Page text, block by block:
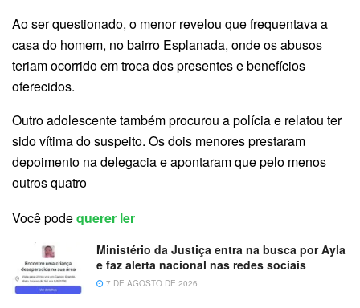
Ao ser questionado, o menor revelou que frequentava a
casa do homem, no bairro Esplanada, onde os abusos
teriam ocorrido em troca dos presentes e benefícios
oferecidos.
Outro adolescente também procurou a polícia e relatou ter
sido vítima do suspeito. Os dois menores prestaram
depoimento na delegacia e apontaram que pelo menos
outros quatro
Você podequerer ler
Ministério da Justiça entra na busca por Ayla
e faz alerta nacional nas redes sociais
7 DE AGOSTO DE 2026